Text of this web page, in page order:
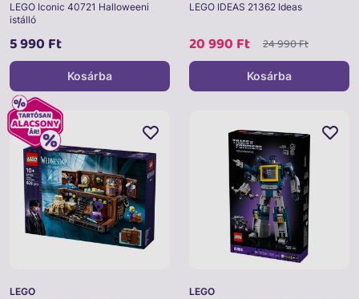
LEGO Iconic 40721 Halloweeni
istálló
5 990 Ft
Kosárba
LEGO IDEAS 21362 Ideas
20 990 Ft 24 990 Ft
Kosárba
LEGO
LEGO